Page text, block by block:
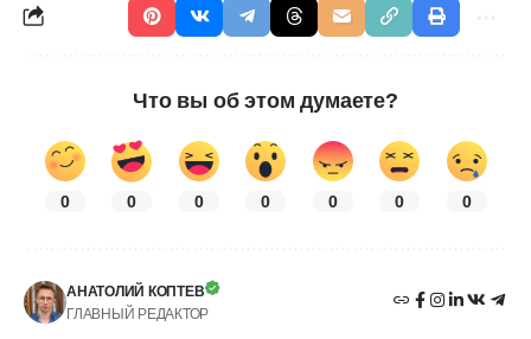
Что вы об этом думаете?
0 0 0 0 0 0 0
АНАТОЛИЙ КОПТЕВ
ГЛАВНЫЙ РЕДАКТОР